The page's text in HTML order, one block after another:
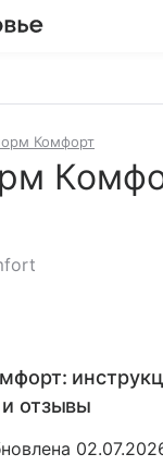
Комфорт
:
отзывы